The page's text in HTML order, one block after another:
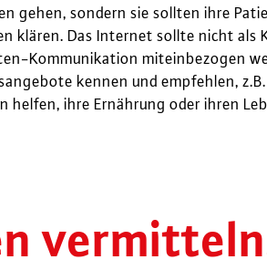
gehen, sondern sie sollten ihre
klären. Das Internet sollte nicht
Kommunikation miteinbezogen
kennen und empfehlen,
helfen, ihre Ernährung oder ihren